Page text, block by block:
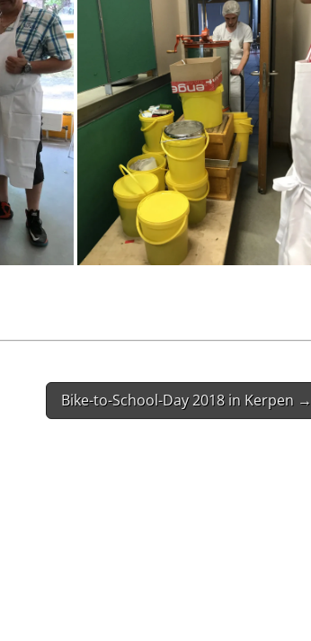
Bike-to-School-Day 2018 in Kerpen →